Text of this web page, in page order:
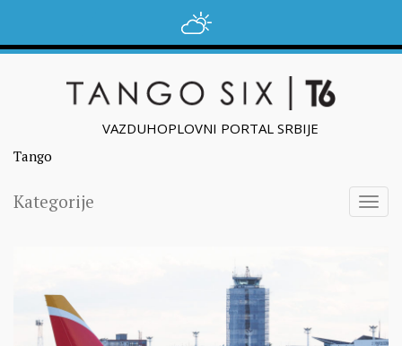
VAZDUHOPLOVNI PORTAL SRBIJE
Tango
Kategorije